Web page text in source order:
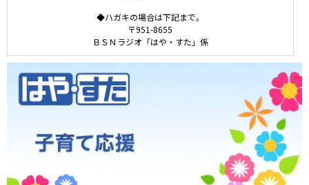
◆ハガキの場合は下記まで。
〒951-8655
ＢＳＮラジオ「はや・すた」係